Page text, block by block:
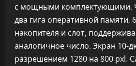
с мощными комплектующими.
два гига оперативной памяти,
накопителя и слот,
аналогичное число. Экран 10-
разрешением 1280 на 800 pxl.